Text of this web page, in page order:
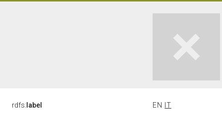
rdfs: label EN IT